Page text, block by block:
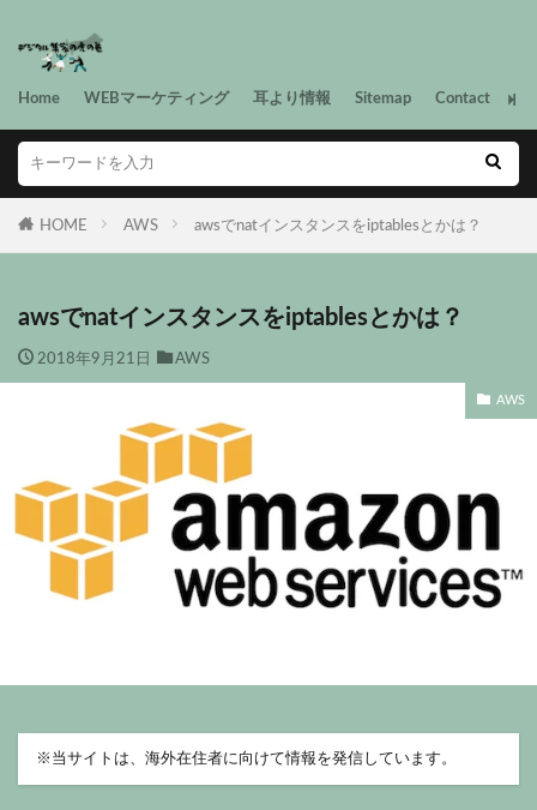
Home WEBマーケティング 耳より情報 Sitemap Contact
HOME AWS awsでnatインスタンスをiptablesとかは？
awsでnatインスタンスをiptablesとかは？
2018年9月21日 AWS
AWS
※ 当サイトは、海外在住者に向けて情報を発信しています。